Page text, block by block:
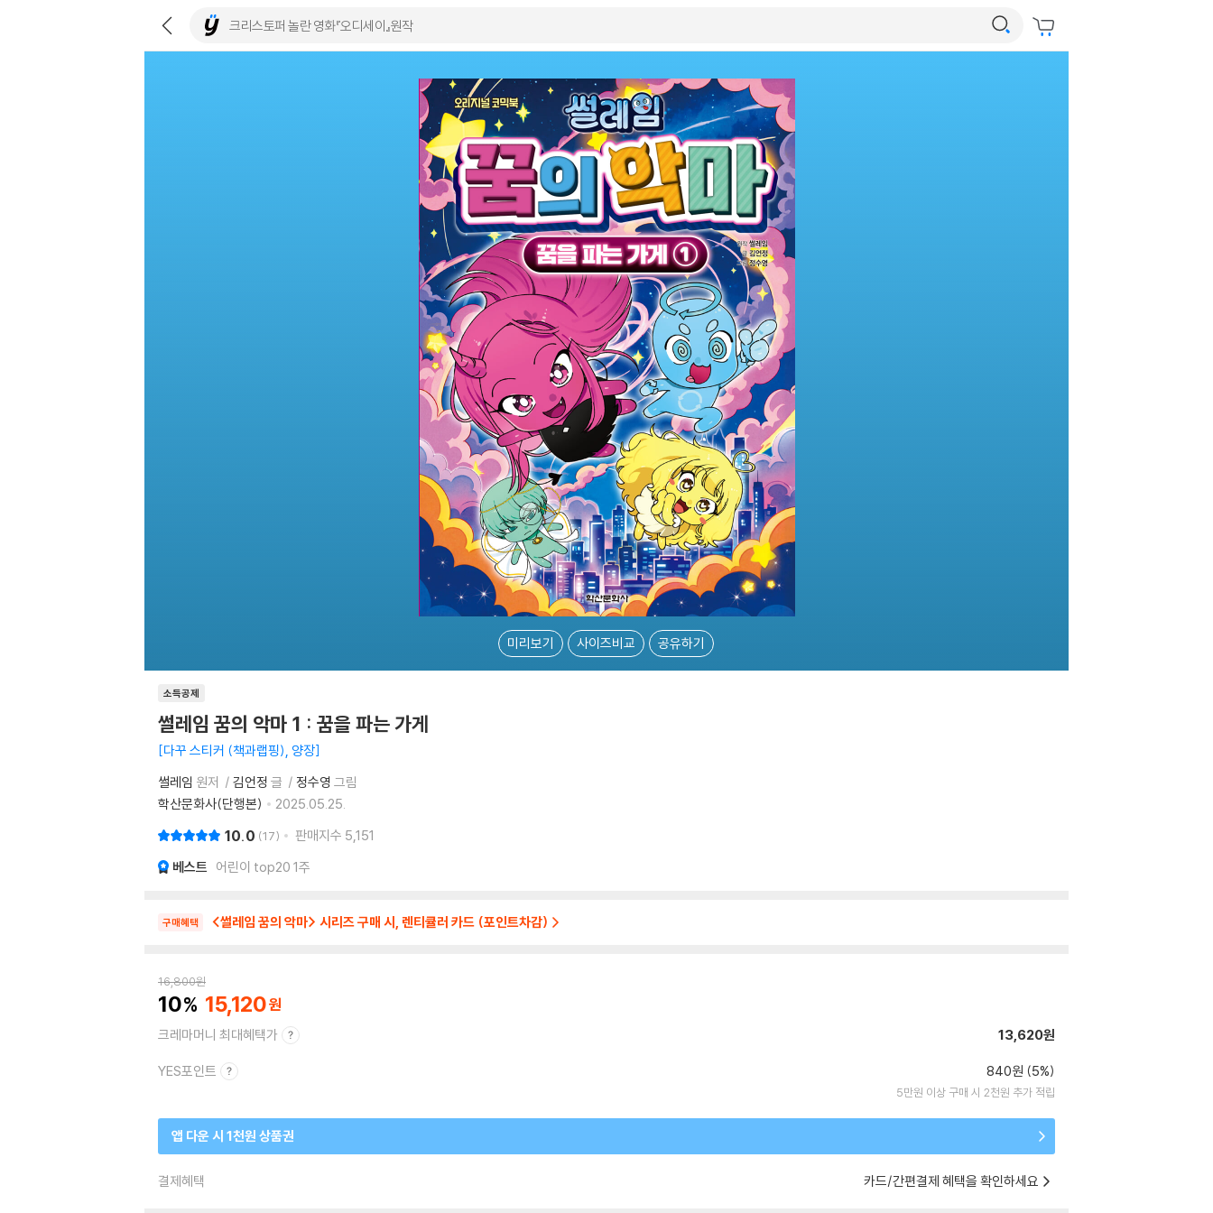
미리보기 사이즈비교 공유하기
소득공제
썰레임 꿈의 악마 1 : 꿈을 파는 가게
다꾸 스티커 (책과랩핑), 양장
썰레임 원저 김언정 글 정수영 그림
학산문화사(단행본)
2025.05.25.
10.0 17 판매지수 5,151
베스트 어린이 top20 1주
구매혜택 <썰레임 꿈의 악마> 시리즈 구매 시, 렌티큘러 카드 (포인트차감)
16,800원
10 15,120
크레마머니 최대혜택가 13,620원
YES포인트 840원 (5%)
5만원 이상 구매 시 2천원 추가 적립
앱 다운 시 1천원 상품권
결제혜택 카드/간편결제 혜택을 확인하세요